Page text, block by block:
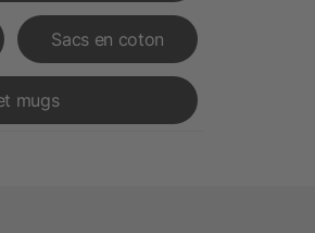
Sacs en coton
mugs